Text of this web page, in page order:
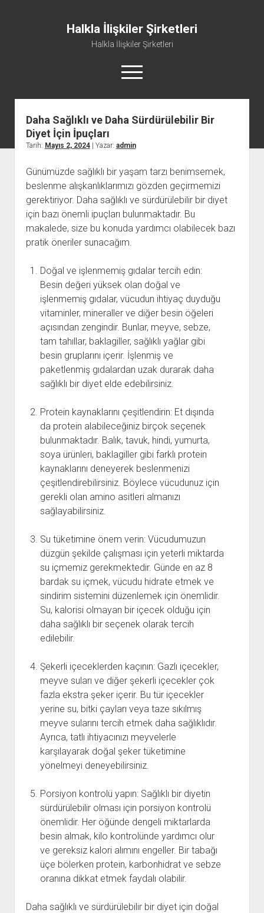
Halkla İlişkiler Şirketleri
Halkla İlişkiler Şirketleri
menüyü
aç
Daha Sağlıklı ve Daha Sürdürülebilir Bir
Diyet İçin İpuçları
Tarih: Mayıs 2, 2024| Yazar: admin
Günümüzde sağlıklı bir yaşam tarzı benimsemek,
beslenme alışkanlıklarımızı gözden geçirmemizi
gerektiriyor. Daha sağlıklı ve sürdürülebilir bir diyet
için bazı önemli ipuçları bulunmaktadır. Bu
makalede, size bu konuda yardımcı olabilecek bazı
pratik öneriler sunacağım.
Doğal ve işlenmemiş gıdalar tercih edin:
Besin değeri yüksek olan doğal ve
işlenmemiş gıdalar, vücudun ihtiyaç duyduğu
vitaminler, mineraller ve diğer besin öğeleri
açısından zengindir. Bunlar, meyve, sebze,
tam tahıllar, baklagiller, sağlıklı yağlar gibi
besin gruplarını içerir. İşlenmiş ve
paketlenmiş gıdalardan uzak durarak daha
sağlıklı bir diyet elde edebilirsiniz.
Protein kaynaklarını çeşitlendirin: Et dışında
da protein alabileceğiniz birçok seçenek
bulunmaktadır. Balık, tavuk, hindi, yumurta,
soya ürünleri, baklagiller gibi farklı protein
kaynaklarını deneyerek beslenmenizi
çeşitlendirebilirsiniz. Böylece vücudunuz için
gerekli olan amino asitleri almanızı
sağlayabilirsiniz.
Su tüketimine önem verin: Vücudumuzun
düzgün şekilde çalışması için yeterli miktarda
su içmemiz gerekmektedir. Günde en az 8
bardak su içmek, vücudu hidrate etmek ve
sindirim sistemini düzenlemek için önemlidir.
Su, kalorisi olmayan bir içecek olduğu için
daha sağlıklı bir seçenek olarak tercih
edilebilir.
Şekerli içeceklerden kaçının: Gazlı içecekler,
meyve suları ve diğer şekerli içecekler çok
fazla ekstra şeker içerir. Bu tür içecekler
yerine su, bitki çayları veya taze sıkılmış
meyve sularını tercih etmek daha sağlıklıdır.
Ayrıca, tatlı ihtiyacınızı meyvelerle
karşılayarak doğal şeker tüketimine
yönelmeyi deneyebilirsiniz.
Porsiyon kontrolü yapın: Sağlıklı bir diyetin
sürdürülebilir olması için porsiyon kontrolü
önemlidir. Her öğünde dengeli miktarlarda
besin almak, kilo kontrolünde yardımcı olur
ve gereksiz kalori alımını engeller. Bir tabağı
üçe bölerken protein, karbonhidrat ve sebze
oranına dikkat etmek faydalı olabilir.
Daha sağlıklı ve sürdürülebilir bir diyet için doğal